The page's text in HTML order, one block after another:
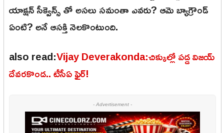
యాక్షన్ సీక్వెన్స్ తో అసలు సమంతా ఎవరు? ఆమె బ్యాగ్రౌండ్
ఏంటి? అనే ఆసక్తి నెలకొంటుంది.
also read:Vijay Deverakonda:చిక్కుల్లో పడ్డ విజయ్
దేవరకొండ.. టీసీఏ ఫైర్!
- Advertisement -